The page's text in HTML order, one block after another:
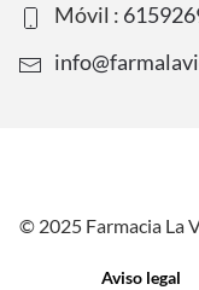
Móvil :
© 2025 Farmacia La
Aviso legal